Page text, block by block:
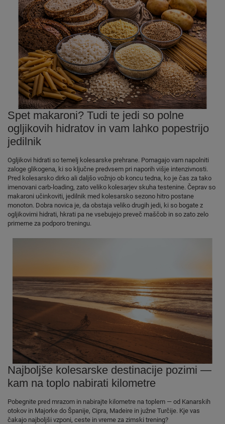
Spet makaroni? Tudi te jedi so polne
ogljikovih hidratov in vam lahko popestrijo
jedilnik
Ogljikovi hidrati so temelj kolesarske prehrane. Pomagajo vam napolniti
zaloge glikogena, ki so ključne predvsem pri naporih višje intenzivnosti.
Pred kolesarsko dirko ali daljšo vožnjo ob koncu tedna, ko je čas za tako
imenovani carb-loading, zato veliko kolesarjev skuha testenine. Čeprav so
makaroni učinkoviti, jedilnik med kolesarsko sezono hitro postane
monoton. Dobra novica je, da obstaja veliko drugih jedi, ki so bogate z
ogljikovimi hidrati, hkrati pa ne vsebujejo preveč maščob in so zato zelo
primerne za podporo treningu.
Najboljše kolesarske destinacije pozimi —
kam na toplo nabirati kilometre
Pobegnite pred mrazom in nabirajte kilometre na toplem — od Kanarskih
otokov in Majorke do Španije, Cipra, Madeire in južne Turčije. Kje vas
čakajo najboljši vzponi, ceste in vreme za zimski trening?